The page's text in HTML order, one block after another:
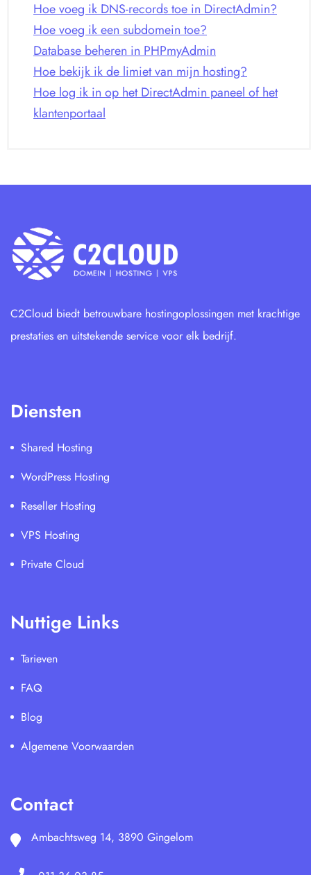
Hoe voeg ik DNS-records toe in DirectAdmin?
Hoe voeg ik een subdomein toe?
Database beheren in PHPmyAdmin
Hoe bekijk ik de limiet van mijn hosting?
Hoe log ik in op het DirectAdmin paneel of het
klantenportaal
C2Cloud biedt betrouwbare hostingoplossingen met krachtige
prestaties en uitstekende service voor elk bedrijf.
Diensten
Shared Hosting
WordPress Hosting
Reseller Hosting
VPS Hosting
Private Cloud
Nuttige Links
Tarieven
FAQ
Blog
Algemene Voorwaarden
Contact
Ambachtsweg 14, 3890 Gingelom